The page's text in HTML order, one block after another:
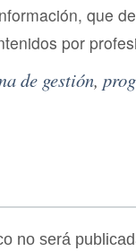
que
por
de gestión,
no será